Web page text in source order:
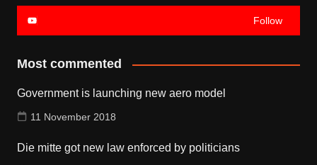
Follow
Most commented
Government is launching new aero model
11 November 2018
Die mitte got new law enforced by politicians